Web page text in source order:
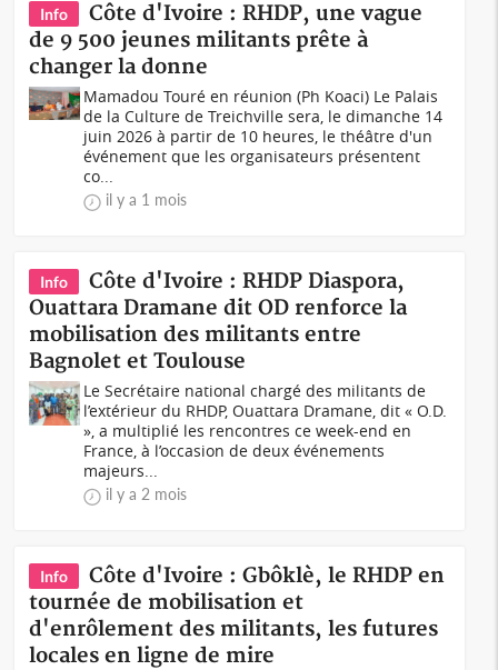
Info
Côte d'Ivoire : RHDP, une vague
de 9 500 jeunes militants prête à
changer la donne
Mamadou Touré en réunion (Ph Koaci) Le Palais
de la Culture de Treichville sera, le dimanche 14
juin 2026 à partir de 10 heures, le théâtre d'un
événement que les organisateurs présentent
co...
il y a 1 mois
Info
Côte d'Ivoire : RHDP Diaspora,
Ouattara Dramane dit OD renforce la
mobilisation des militants entre
Bagnolet et Toulouse
Le Secrétaire national chargé des militants de
l’extérieur du RHDP, Ouattara Dramane, dit « O.D.
», a multiplié les rencontres ce week-end en
France, à l’occasion de deux événements
majeurs...
il y a 2 mois
Info
Côte d'Ivoire : Gbôklè, le RHDP en
tournée de mobilisation et
d'enrôlement des militants, les futures
locales en ligne de mire